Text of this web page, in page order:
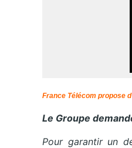
France Télécom propose
Le Groupe
Pour garantir un